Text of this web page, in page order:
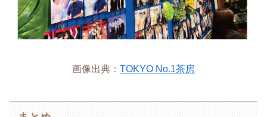
画像出典： TOKYO No.1茶房